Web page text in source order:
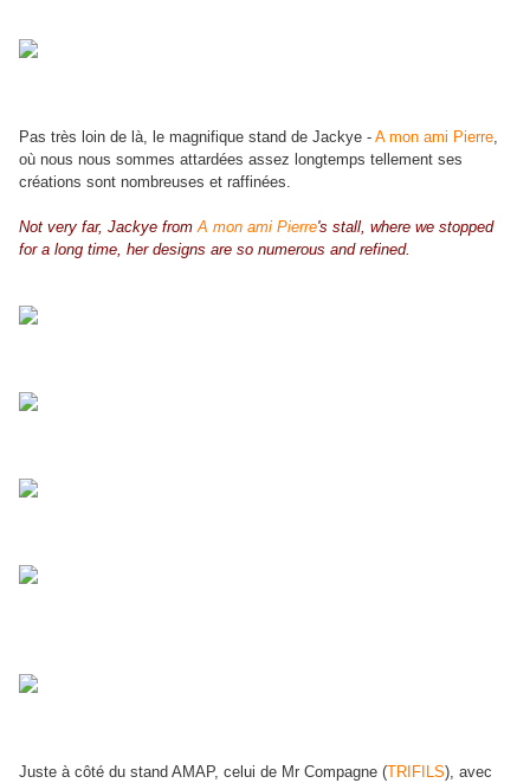
Pas très loin de là, le magnifique stand de Jackye - A mon ami Pierre,
où nous nous sommes attardées assez longtemps tellement ses
créations sont nombreuses et raffinées.
Not very far, Jackye fromA mon ami Pierre's stall, where we stopped
for a long time, her designs are so numerous and refined.
Juste à côté du stand AMAP, celui de Mr Compagne (TRIFILS), avec